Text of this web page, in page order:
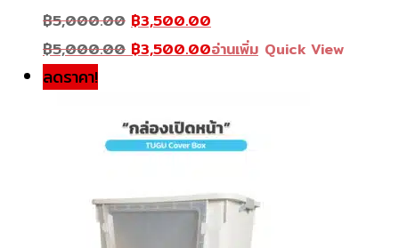
฿5,000.00 Original
price
was:
฿5,000.00.
฿3,500.00price
is:
฿3,500.00.
฿5,000.00 Original
price
฿3,500.00Current
price
อ่านเพิ่ม Quick View
ลดราคา!